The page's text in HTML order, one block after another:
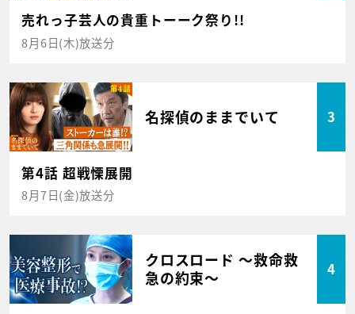
売れっ子芸人の貴重トーーク祭り!!
8月6日(木)放送分
名探偵のままでいて 3
第4話 超戦慄展開
8月7日(金)放送分
クロスロード ～救命救
急の約束～
4